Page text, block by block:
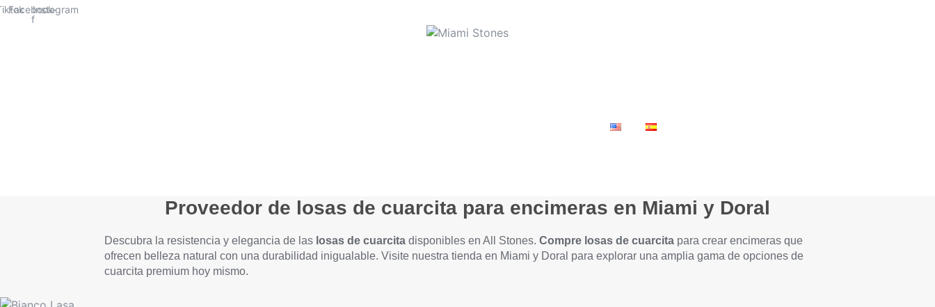
IrFacebook-
f
Instagram
Proveedor de losas de cuarcita para encimeras en Miami y Doral
Descubra la resistencia y elegancia de las losas de cuarcita disponibles en All Stones. Compre losas de cuarcita para crear encimeras que
ofrecen belleza natural con una durabilidad inigualable. Visite nuestra tienda en Miami y Doral para explorar una amplia gama de opciones de
cuarcita premium hoy mismo.